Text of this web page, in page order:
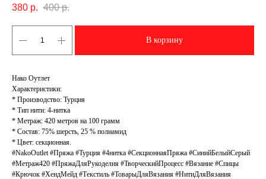
380 р. 400 р.
В корзину
Нако Оутлет
Характеристики:
* Производство: Турция
* Тип нити: 4-нитка
* Метраж: 420 метров на 100 грамм
* Состав: 75% шерсть, 25 % полиамид
* Цвет: секционная.
#NakoOutlet #Пряжа #Турция #4нитка #СекционнаяПряжа #СинийБелыйСерый
#Метраж420 #ПряжаДляРукоделия #ТворческийПроцесс #Вязание #Спицы
#Крючок #ХендМейд #Текстиль #ТоварыДляВязания #НитиДляВязания